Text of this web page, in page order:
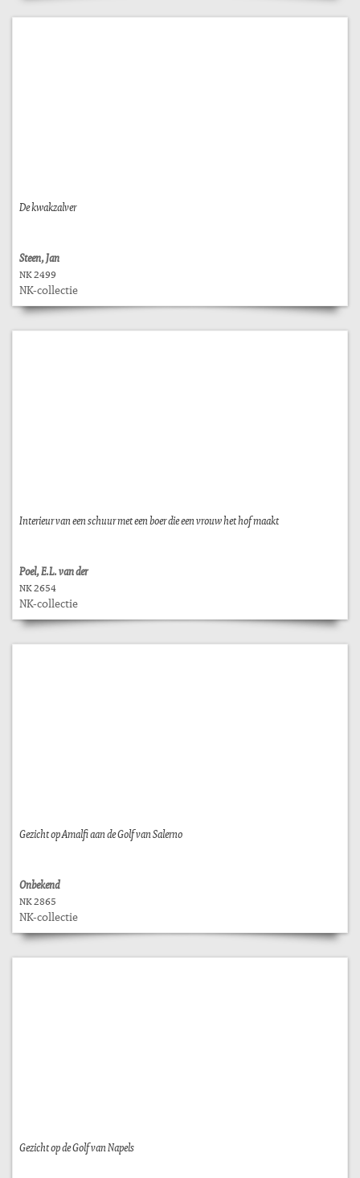
De kwakzalver
Steen, Jan
NK 2499
NK-collectie
Interieur van een schuur met een boer die een vrouw het hof maakt
Poel, E.L. van der
NK 2654
NK-collectie
Gezicht op Amalfi aan de Golf van Salerno
Onbekend
NK 2865
NK-collectie
Gezicht op de Golf van Napels